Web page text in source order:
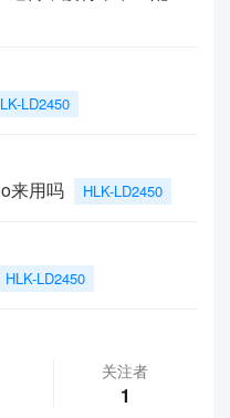
LD2450
来用吗 HLK-LD2450
HLK-LD2450
关注者
1